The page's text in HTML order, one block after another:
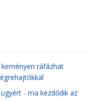
ráfázhat
- ma kezdődik az